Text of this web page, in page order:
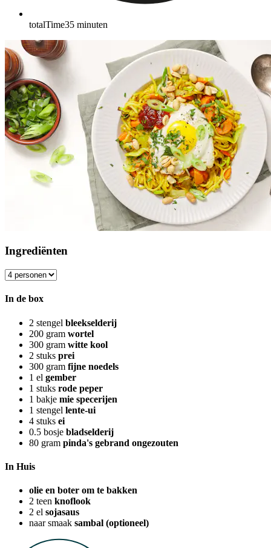
totalTime35 minuten
Ingrediënten
In de box
2 stengel bleekselderij
200 gram wortel
300 gram witte kool
2 stuks prei
300 gram fijne noedels
1 el gember
1 stuks rode peper
1 bakje mie specerijen
1 stengel lente-ui
4 stuks ei
0.5 bosje bladselderij
80 gram pinda's gebrand ongezouten
In Huis
olie en boter om te bakken
2 teen knoflook
2 el sojasaus
naar smaak sambal (optioneel)